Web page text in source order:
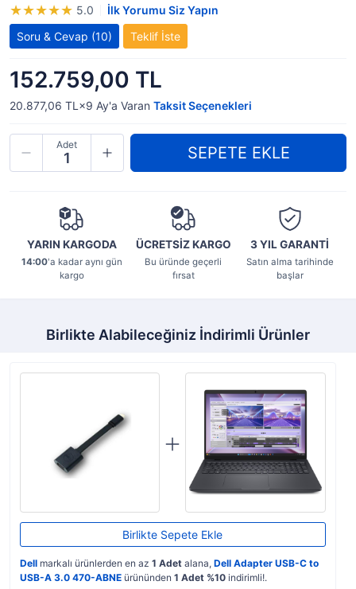
5.0
İlk Yorumu Siz Yapın
Soru & Cevap (10) Teklif İste
152.759,00 TL
20.877,06 TL×9 Ay'a Varan Taksit Seçenekleri
Adet
YARIN KARGODA
14:00'a kadar aynı gün
kargo
ÜCRETSİZ KARGO
Bu üründe geçerli
fırsat
3 YILGARANTİ
Satın alma tarihinde
başlar
Birlikte Alabileceğiniz İndirimli Ürünler
Birlikte Sepete Ekle
Dell markalı ürünlerden en az 1 Adet alana, Dell Adapter USB-C to
USB-A 3.0 470-ABNE ürününden 1 Adet %10 indirimli!.